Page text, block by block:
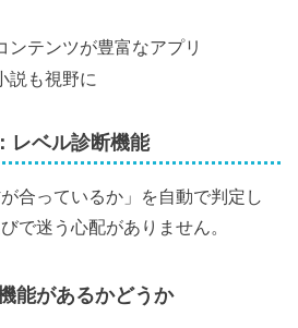
ンテンツが豊富なアプリ
説も視野に
レベル診断機能
合っているか」を自動で判定し
で迷う心配がありません。
能があるかどうか